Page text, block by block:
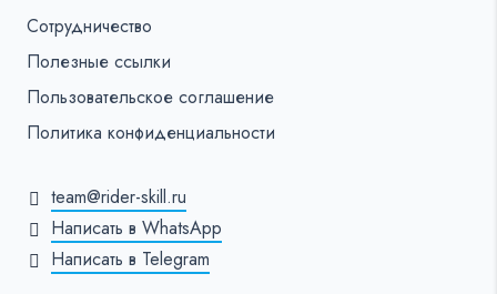
Сотрудничество
Полезные ссылки
Пользовательское соглашение
Политика конфиденциальности
team@rider-skill.ru
Написать в WhatsApp
Написать в Telegram